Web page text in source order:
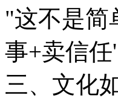
"这不是简
事+卖信
三、文化